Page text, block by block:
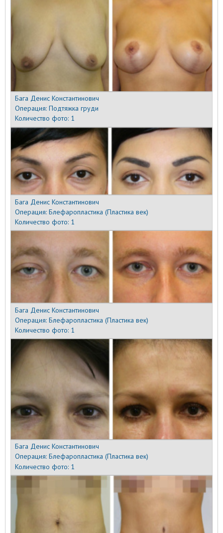
Бага Денис Константинович
Операция:Подтяжка груди
Количество фото: 1
Бага Денис Константинович
Операция:Блефаропластика (Пластика век)
Количество фото: 1
Бага Денис Константинович
Операция:Блефаропластика (Пластика век)
Количество фото: 1
Бага Денис Константинович
Операция:Блефаропластика (Пластика век)
Количество фото: 1